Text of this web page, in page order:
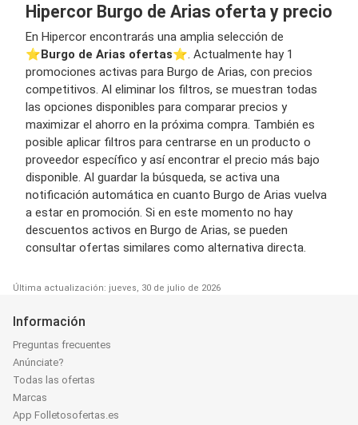
Hipercor Burgo de Arias oferta y precio
En Hipercor encontrarás una amplia selección de
⭐️Burgo de Arias ofertas⭐️. Actualmente hay 1
promociones activas para Burgo de Arias, con precios
competitivos. Al eliminar los filtros, se muestran todas
las opciones disponibles para comparar precios y
maximizar el ahorro en la próxima compra. También es
posible aplicar filtros para centrarse en un producto o
proveedor específico y así encontrar el precio más bajo
disponible. Al guardar la búsqueda, se activa una
notificación automática en cuanto Burgo de Arias vuelva
a estar en promoción. Si en este momento no hay
descuentos activos en Burgo de Arias, se pueden
consultar ofertas similares como alternativa directa.
Última actualización: jueves, 30 de julio de 2026
Información
Preguntas frecuentes
Anúnciate?
Todas las ofertas
Marcas
App Folletosofertas.es